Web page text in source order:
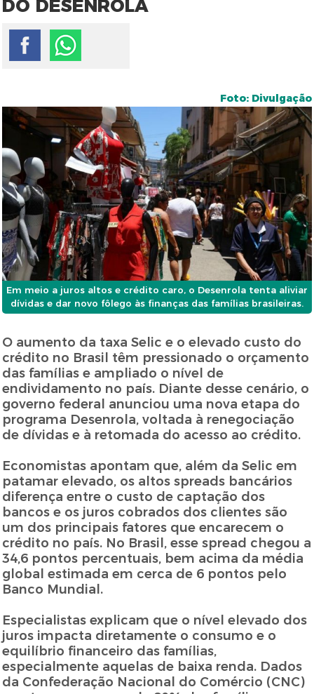
DO DESENROLA
Foto: Divulgação
Em meio a juros altos e crédito caro, o Desenrola tenta aliviar
dívidas e dar novo fôlego às finanças das famílias brasileiras.
O aumento da taxa Selic e o elevado custo do
crédito no Brasil têm pressionado o orçamento
das famílias e ampliado o nível de
endividamento no país. Diante desse cenário, o
governo federal anunciou uma nova etapa do
programa Desenrola, voltada à renegociação
de dívidas e à retomada do acesso ao crédito.
Economistas apontam que, além da Selic em
patamar elevado, os altos spreads bancários
diferença entre o custo de captação dos
bancos e os juros cobrados dos clientes são
um dos principais fatores que encarecem o
crédito no país. No Brasil, esse spread chegou a
34,6 pontos percentuais, bem acima da média
global estimada em cerca de 6 pontos pelo
Banco Mundial.
Especialistas explicam que o nível elevado dos
juros impacta diretamente o consumo e o
equilíbrio financeiro das famílias,
especialmente aquelas de baixa renda. Dados
da Confederação Nacional do Comércio (CNC)